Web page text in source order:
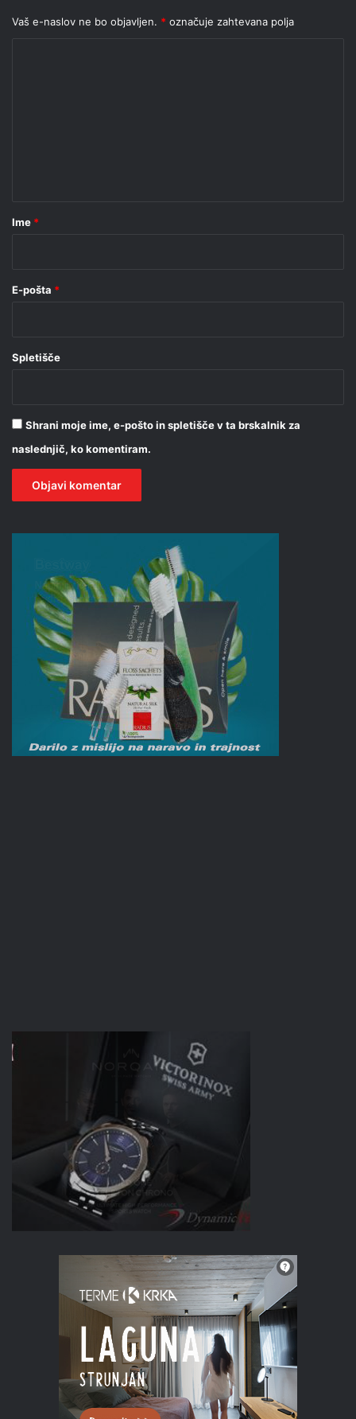
Vaš e-naslov ne bo objavljen. * označuje zahtevana polja
rIme *
E-pošta *
Spletišče
Shrani moje ime, e-pošto in spletišče v ta brskalnik za
naslednjič, ko komentiram.